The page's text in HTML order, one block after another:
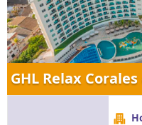
GHL Relax